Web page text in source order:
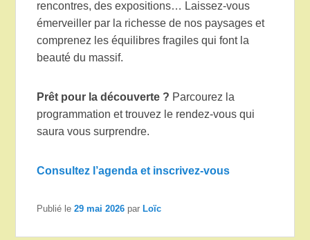
rencontres, des expositions… Laissez-vous
émerveiller par la richesse de nos paysages et
comprenez les équilibres fragiles qui font la
beauté du massif.
Prêt pour la découverte ? Parcourez la
programmation et trouvez le rendez-vous qui
saura vous surprendre.
Consultez l’agenda et inscrivez-vous
Publié le29 mai 2026 parLoïc